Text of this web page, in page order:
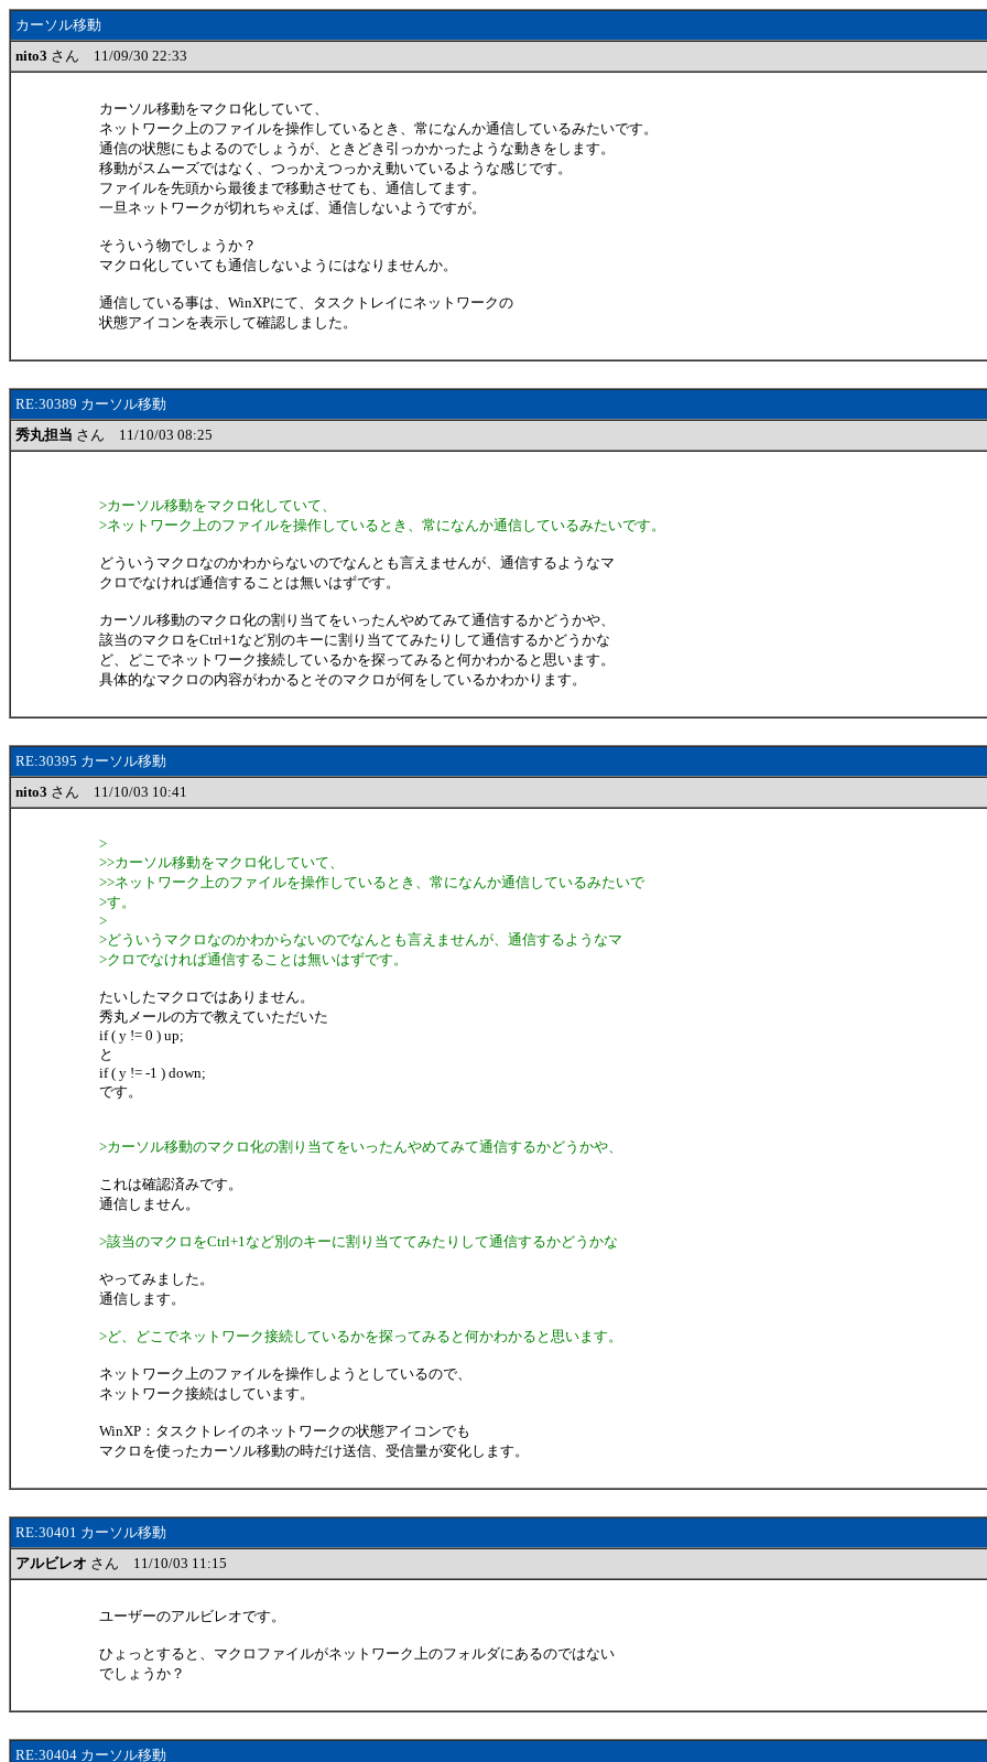
カーソル移動
nito3 さん 11/09/30 22:33
カーソル移動をマクロ化していて、
ネットワーク上のファイルを操作しているとき、常になんか通信しているみたいです。
通信の状態にもよるのでしょうが、ときどき引っかかったような動きをします。
移動がスムーズではなく、つっかえつっかえ動いているような感じです。
ファイルを先頭から最後まで移動させても、通信してます。
一旦ネットワークが切れちゃえば、通信しないようですが。
そういう物でしょうか？
マクロ化していても通信しないようにはなりませんか。
通信している事は、WinXPにて、タスクトレイにネットワークの
状態アイコンを表示して確認しました。
RE:30389 カーソル移動
秀丸担当 さん 11/10/03 08:25
>カーソル移動をマクロ化していて、
>ネットワーク上のファイルを操作しているとき、常になんか通信しているみたいです。
どういうマクロなのかわからないのでなんとも言えませんが、通信するようなマ
クロでなければ通信することは無いはずです。
カーソル移動のマクロ化の割り当てをいったんやめてみて通信するかどうかや、
該当のマクロをCtrl+1など別のキーに割り当ててみたりして通信するかどうかな
ど、どこでネットワーク接続しているかを探ってみると何かわかると思います。
具体的なマクロの内容がわかるとそのマクロが何をしているかわかります。
RE:30395 カーソル移動
nito3 さん 11/10/03 10:41
>
>>カーソル移動をマクロ化していて、
>>ネットワーク上のファイルを操作しているとき、常になんか通信しているみたいで
>す。
>
>どういうマクロなのかわからないのでなんとも言えませんが、通信するようなマ
>クロでなければ通信することは無いはずです。
たいしたマクロではありません。
秀丸メールの方で教えていただいた
if ( y != 0 ) up;
と
if ( y != -1 ) down;
です。
>カーソル移動のマクロ化の割り当てをいったんやめてみて通信するかどうかや、
これは確認済みです。
通信しません。
>該当のマクロをCtrl+1など別のキーに割り当ててみたりして通信するかどうかな
やってみました。
通信します。
>ど、どこでネットワーク接続しているかを探ってみると何かわかると思います。
ネットワーク上のファイルを操作しようとしているので、
ネットワーク接続はしています。
WinXP：タスクトレイのネットワークの状態アイコンでも
マクロを使ったカーソル移動の時だけ送信、受信量が変化します。
RE:30401 カーソル移動
アルビレオ さん 11/10/03 11:15
ユーザーのアルビレオです。
ひょっとすると、マクロファイルがネットワーク上のフォルダにあるのではない
でしょうか？
RE:30404 カーソル移動